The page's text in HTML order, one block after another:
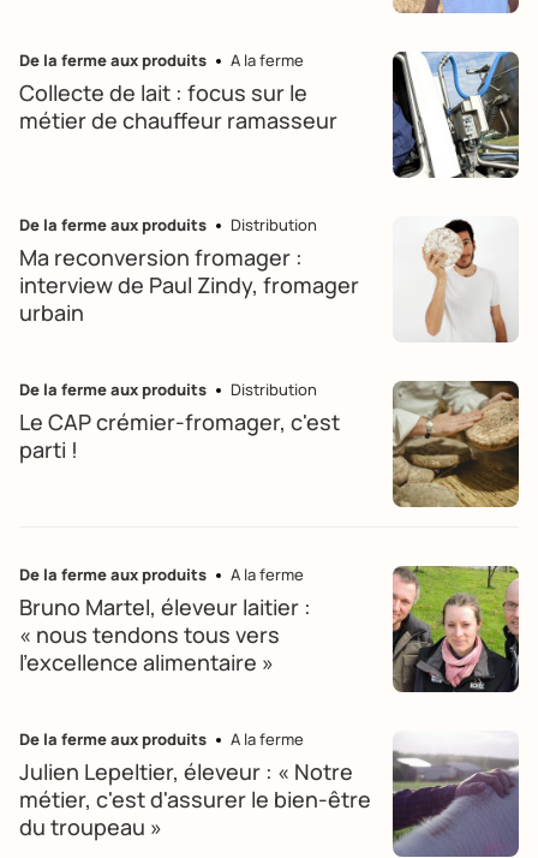
De la ferme aux produits A la ferme
Collecte de lait : focus sur le
métier de chauffeur ramasseur
De la ferme aux produits Distribution
Ma reconversion fromager :
interview de Paul Zindy, fromager
urbain
De la ferme aux produits Distribution
Le CAP crémier-fromager, c'est
parti !
De la ferme aux produits A la ferme
Bruno Martel, éleveur laitier :
« nous tendons tous vers
l'excellence alimentaire »
De la ferme aux produits A la ferme
Julien Lepeltier, éleveur : « Notre
métier, c'est d'assurer le bien-être
du troupeau »